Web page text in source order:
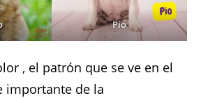
Pio
, el patrón que se ve en el
importante de la